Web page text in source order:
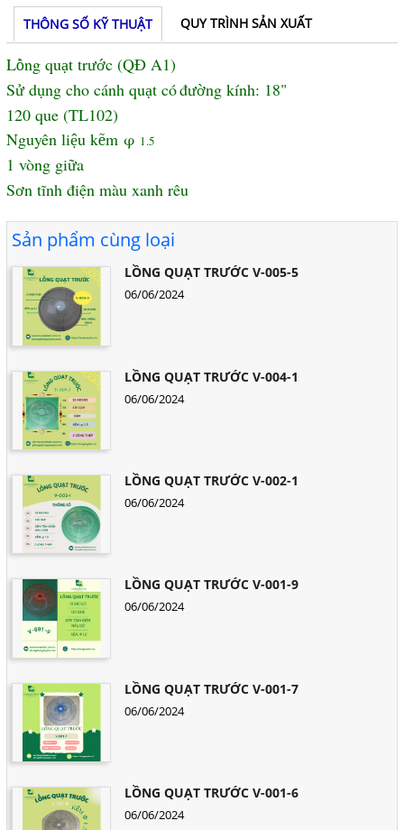
THÔNG SỐ KỸ THUẬT QUY TRÌNH SẢN XUẤT
Lồng quạt trước (QĐ A1)
Sửdụng cho cánh quạt cóđường kính: 18"
120 que (TL102)
Nguyên liệu kẽm φ 1.5
1 vòng giữa
Sơn tĩnh điện màu xanh rêu
Sản phẩm cùng loại
LỒNG QUẠT TRƯỚC V-005-5
06/06/2024
LỒNG QUẠT TRƯỚC V-004-1
06/06/2024
LỒNG QUẠT TRƯỚC V-002-1
06/06/2024
LỒNG QUẠT TRƯỚC V-001-9
06/06/2024
LỒNG QUẠT TRƯỚC V-001-7
06/06/2024
LỒNG QUẠT TRƯỚC V-001-6
06/06/2024